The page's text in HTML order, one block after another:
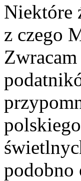
Niektóre
z czego
podobno